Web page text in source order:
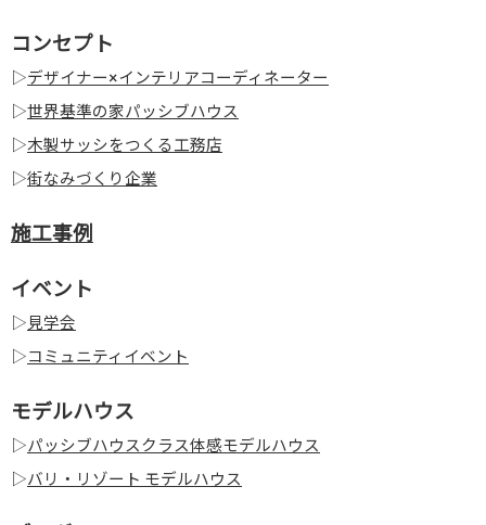
コンセプト
▷デザイナー×インテリアコーディネーター
▷世界基準の家パッシブハウス
▷木製サッシをつくる工務店
▷街なみづくり企業
施工事例
イベント
▷ 見学会
▷コミュニティイベント
モデルハウス
▷パッシブハウスクラス体感モデルハウス
▷バリ・リゾート モデルハウス